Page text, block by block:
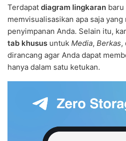
Terdapat diagram lingkaran baru
memvisualisasikan apa saja yang
penyimpanan Anda. Selain itu,
tab khusus untuk Media, Berkas,
dirancang agar Anda dapat
hanya dalam satu ketukan.